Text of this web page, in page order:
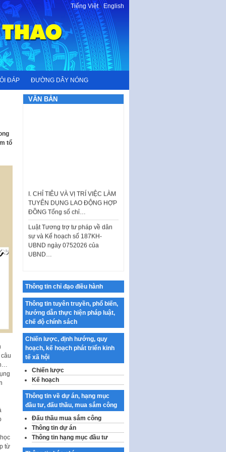
Tiếng Việt-English
ĐÁP ĐƯỜNG DÂY NÓNG
tổ
từ
VĂN BẢN
TUYỂN DỤNG LAO ĐỘNG HỢP
ĐỒNG Tổng số chỉ…
sự và Kế hoạch số 187KH-
UBND ngày 0752026 của
UBND…
thành phố Hà Nội
Kế hoạch Tổ chức Cuộc thi
chính luận về bảo vệ nền tảng tư
tưởng của Đảng…
Công bố công khai dự toán kinh
phí xây dựng pháp luật, hoàn
thiện thể chế, chính…
Quy định về nghiên cứu, ứng
dụng khoa học, công nghệ, đổi
mới sáng tạo và chuyển…
Quy định chi tiết và hướng dẫn
thi hành một số điều của Luật Lý
lịch tư…
Sửa đổi, bổ sung một số nội
dung tại Nghị quyết số 30/NQ-
Thông tin chỉ đạo điều hành
Thông tin tuyên truyền, phổ biến,
hướng dẫn thực hiện pháp luật,
chế độ chính sách
Chiến lược, định hướng, quy
hoạch, kế hoạch phát triển kinh
tế xã hội
Chiến lược
Kế hoạch
Thông tin về dự án, hạng mục
đầu tư, đấu thầu, mua sắm công
Đấu thầu mua sắm công
Thông tin dự án
Thông tin hạng mục đầu tư